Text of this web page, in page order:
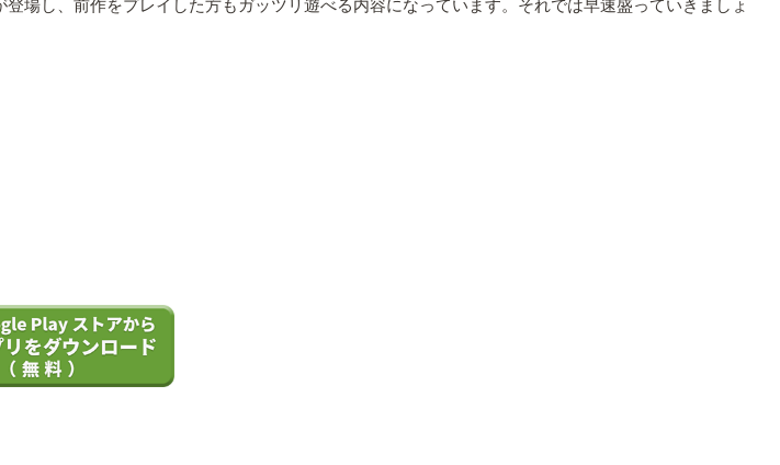
場し、前作をプレイした方もガッツリ遊べる内容になっています。それでは早速盛っていきましょ